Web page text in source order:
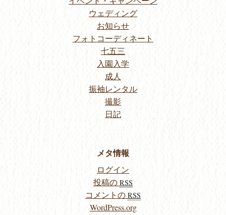
ウェディング
お知らせ
フォトコーディネート
七五三
入園入学
成人
振袖レンタル
撮影
日記
メタ情報
ログイン
投稿の RSS
コメントの RSS
WordPress.org